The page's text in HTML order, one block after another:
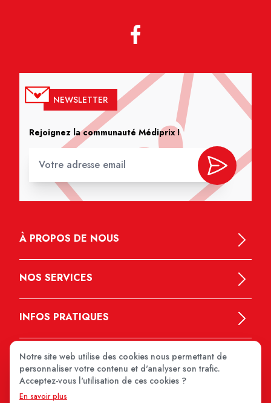
NEWSLETTER
Rejoignez la communauté Médiprix !
À PROPOS DE NOUS
NOS SERVICES
INFOS PRATIQUES
Notre site web utilise des cookies nous permettant de
personnaliser votre contenu et d'analyser son trafic.
Acceptez-vous l'utilisation de ces cookies ?
En savoir plus